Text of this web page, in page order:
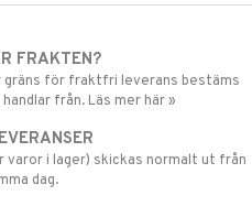
FRAKTEN?
gräns för fraktfri leverans bestäms
från. Läs mer här »
varor i lager) skickas normalt ut från
dag.